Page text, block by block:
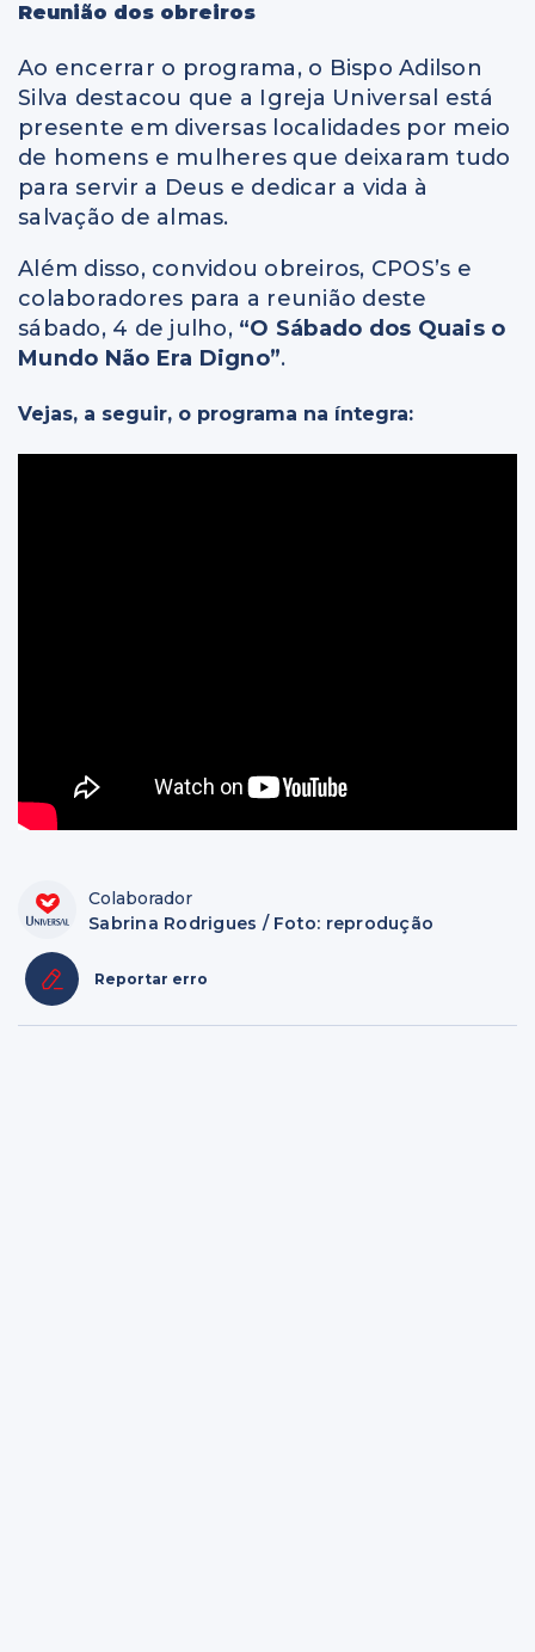
Reunião dos obreiros
Ao encerrar o programa, o Bispo Adilson
Silva destacou que a Igreja Universal está
presente em diversas localidades por meio
de homens e mulheres que deixaram tudo
para servir a Deus e dedicar a vida à
salvação de almas.
Além disso, convidou obreiros, CPOS’s e
colaboradores para a reunião deste
sábado, 4 de julho, “O Sábado dos Quais o
Mundo Não Era Digno”.
Vejas, a seguir, o programa na íntegra:
Colaborador
Sabrina Rodrigues / Foto: reprodução
Reportar erro